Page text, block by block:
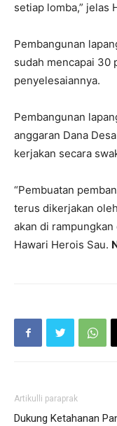
setiap lomba,” jelas
Pembangunan
sudah mencapai 30
penyelesaiannya.
Pembangunan
anggaran Dana
kerjakan secara
“Pembuatan
terus dikerjakan
akan di rampungkan
Hawari Herois Sau.
Artikulli paraprak
Dukung Ketahanan